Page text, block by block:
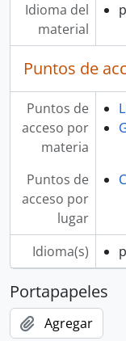
Idioma del
material
Puntos de
Puntos de
acceso por
materia
Puntos de
acceso por
lugar
Idioma(s)
Portapapeles
Agregar